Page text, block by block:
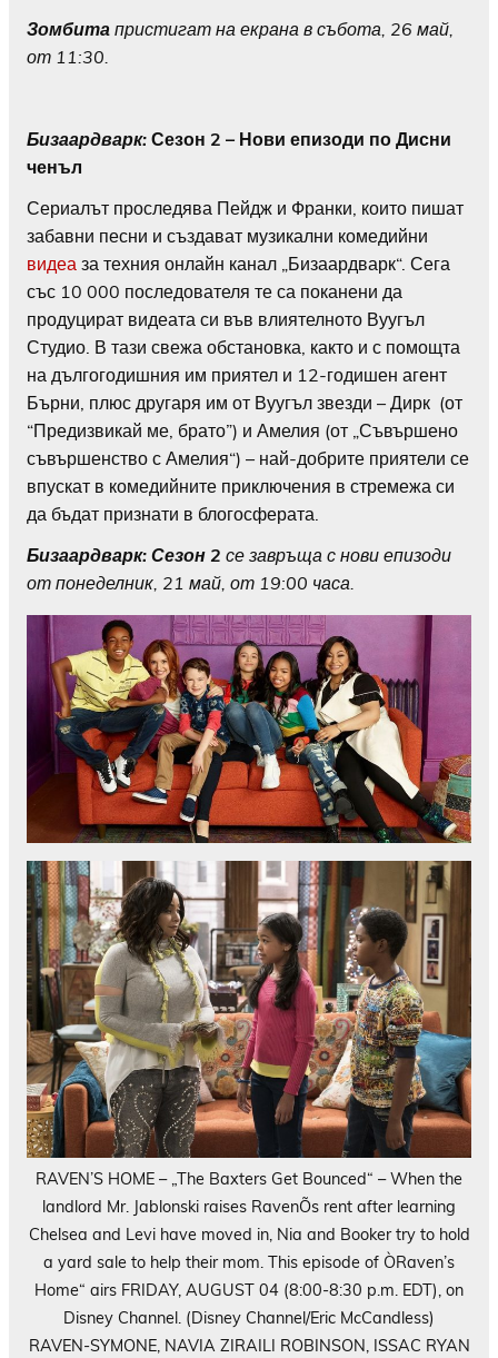
Зомбита пристигат на екрана в събота, 26 май,
от 11:30.
Бизаардварк: Сезон 2 – Нови епизоди по Дисни
ченъл
Сериалът проследява Пейдж и Франки, които пишат
забавни песни и създават музикални комедийни
видеа за техния онлайн канал „Бизаардварк“. Сега
със 10 000 последователя те са поканени да
продуцират видеата си във влиятелното Вуугъл
Студио. В тази свежа обстановка, както и с помощта
на дългогодишния им приятел и 12-годишен агент
Бърни, плюс другаря им от Вуугъл звезди – Дирк (от
“Предизвикай ме, брато”) и Амелия (от „Съвършено
съвършенство с Амелия“) – най-добрите приятели се
впускат в комедийните приключения в стремежа си
да бъдат признати в блогосферата.
Бизаардварк: Сезон 2 се завръща с нови епизоди
от понеделник, 21 май, от 19:00 часа.
RAVEN’S HOME – „The Baxters Get Bounced“ – When the
landlord Mr. Jablonski raises RavenÕs rent after learning
Chelsea and Levi have moved in, Nia and Booker try to hold
a yard sale to help their mom. This episode of ÒRaven’s
Home“ airs FRIDAY, AUGUST 04 (8:00-8:30 p.m. EDT), on
Disney Channel. (Disney Channel/Eric McCandless)
RAVEN-SYMONE, NAVIA ZIRAILI ROBINSON, ISSAC RYAN